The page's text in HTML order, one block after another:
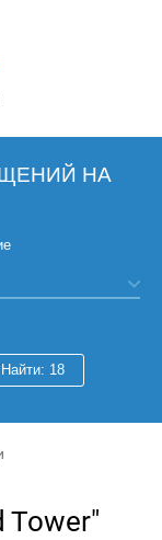
НА
Tower"